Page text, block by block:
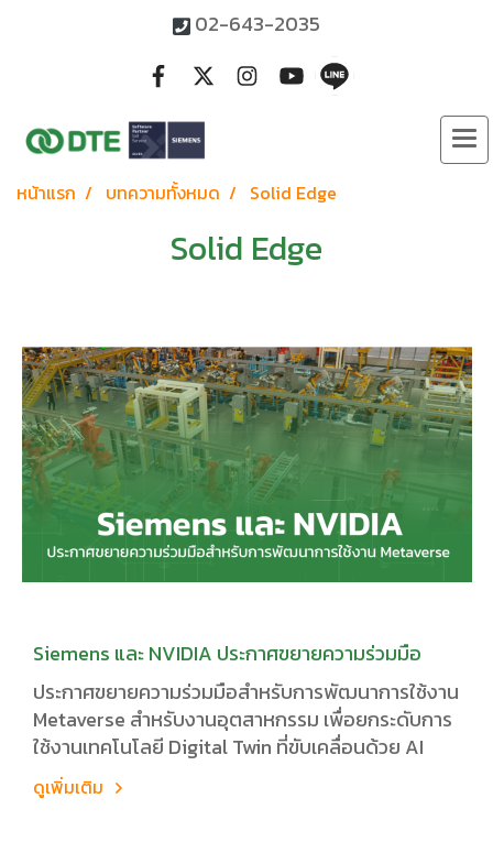
02-643-2035
หน้าแรก บทความทั้งหมด Solid Edge
Solid Edge
Siemens และ NVIDIA ประกาศขยายความร่วมมือ
ประกาศขยายความร่วมมือสำหรับการพัฒนาการใช้งาน
Metaverse สำหรับงานอุตสาหกรรม เพื่อยกระดับการ
ใช้งานเทคโนโลยี Digital Twin ที่ขับเคลื่อนด้วย AI
ดูเพิ่มเติม